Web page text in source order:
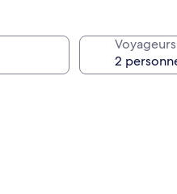
Voyageurs